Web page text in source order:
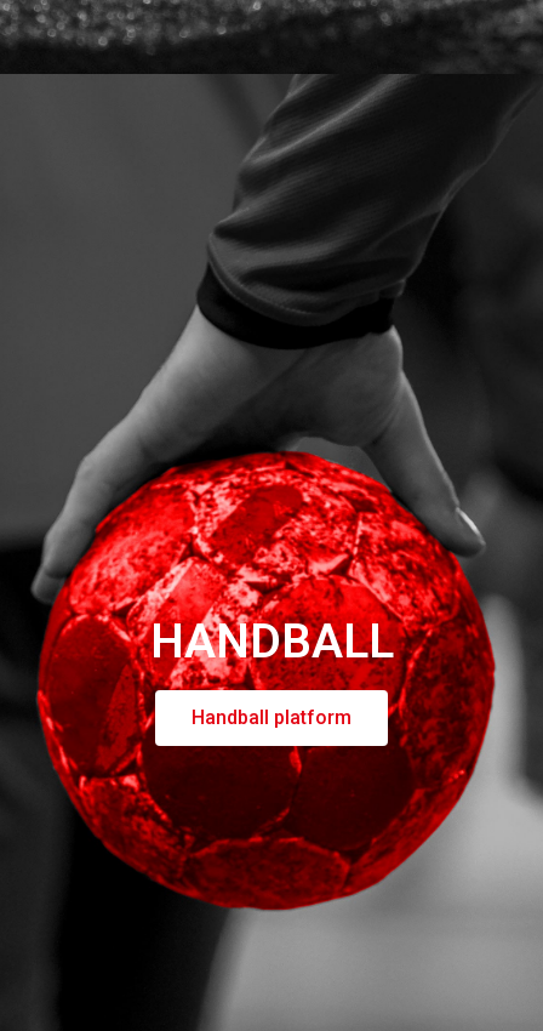
Login
info@squadzone.com
Stadthausbrücke 8
20355 Hamburg
Social Media
Instagram
Facebook
TikTok
USPs Handballportal
Transparente Marktübersicht
Volle Kostenkontrolle
HANDBALL
Handball platform